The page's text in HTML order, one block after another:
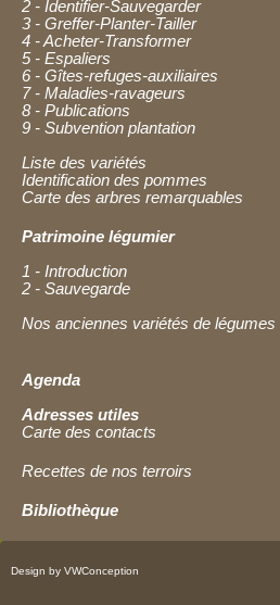
2 - Identifier-Sauvegarder
3 - Greffer-Planter-Tailler
4 - Acheter-Transformer
5 - Espaliers
6 - Gîtes-refuges-auxiliaires
7 - Maladies-ravageurs
8 - Publications
9 - Subvention plantation
Liste des variétés
Identification des pommes
Carte des arbres remarquables
Patrimoine légumier
1 - Introduction
2 - Sauvegarde
Nos anciennes variétés de légumes
Agenda
Adresses utiles
Carte des contacts
Recettes de nos terroirs
Bibliothèque
Design by VWConception